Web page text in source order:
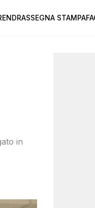
RASSEGNA STAMPA
in